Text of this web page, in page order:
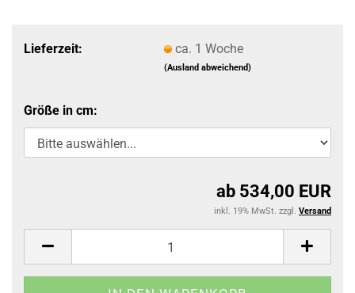
Lieferzeit: ca. 1 Woche
(Ausland abweichend)
Größe in cm:
ab 534,00 EUR
inkl. 19% MwSt. zzgl. Versand